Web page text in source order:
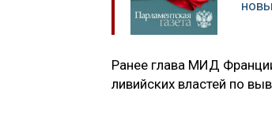
Ранее глава МИД
ливийских властей по